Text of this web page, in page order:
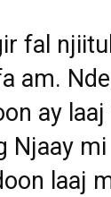
fal
am.
ay
Njaay
laaj